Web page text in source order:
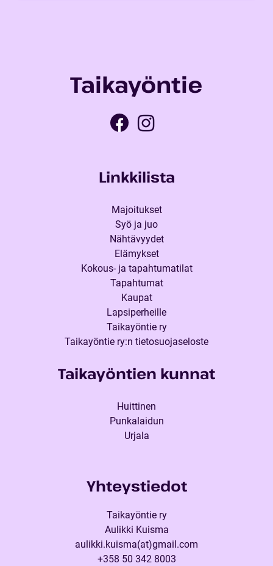
Taikayöntie
Linkkilista
Majoitukset
Syö ja juo
Nähtävyydet
Elämykset
Kokous- ja tapahtumatilat
Tapahtumat
Kaupat
Lapsiperheille
Taikayöntie ry
Taikayöntie ry:n tietosuojaseloste
Taikayöntien kunnat
Huittinen
Punkalaidun
Urjala
Yhteystiedot
Taikayöntie ry
Aulikki Kuisma
aulikki.kuisma(at)gmail.com
+358 50 342 8003